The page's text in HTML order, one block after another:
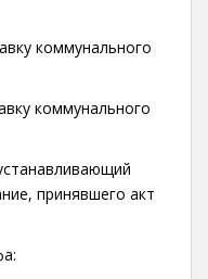
коммунального
коммунального
принявшего акт